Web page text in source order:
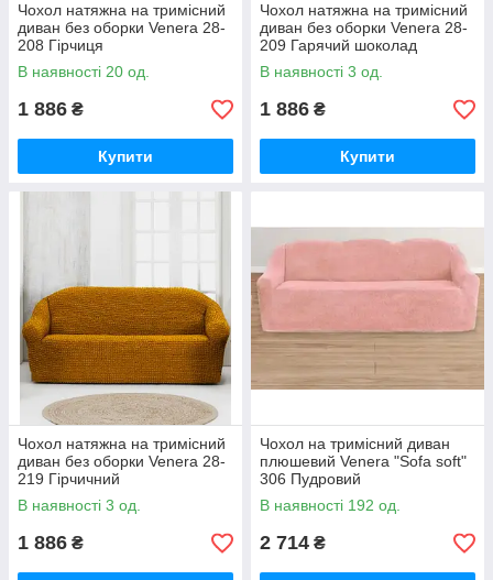
Чохол натяжна на тримісний
диван без оборки Venera 28-
208 Гірчиця
В наявності 20 од.
1 886 ₴
Купити
Чохол натяжна на тримісний
диван без оборки Venera 28-
209 Гарячий шоколад
В наявності 3 од.
1 886 ₴
Купити
Чохол натяжна на тримісний
диван без оборки Venera 28-
219 Гірчичний
В наявності 3 од.
1 886 ₴
Чохол на тримісний диван
плюшевий Venera "Sofa soft"
306 Пудровий
В наявності 192 од.
2 714 ₴